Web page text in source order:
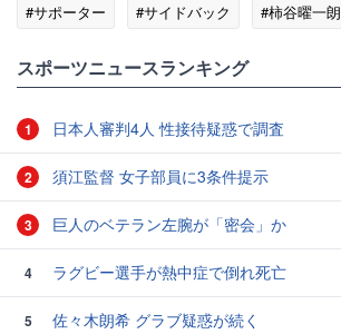
#サポーター
#サイドバック #柿谷曜一朗
スポーツニュースランキング
1 日本人審判4人 性接待疑惑で調査
2 須江監督 女子部員に3条件提示
3 巨人のベテラン左腕が「密会」か
4 ラグビー選手が熱中症で倒れ死亡
5
佐々木朗希 グラブ疑惑が続く